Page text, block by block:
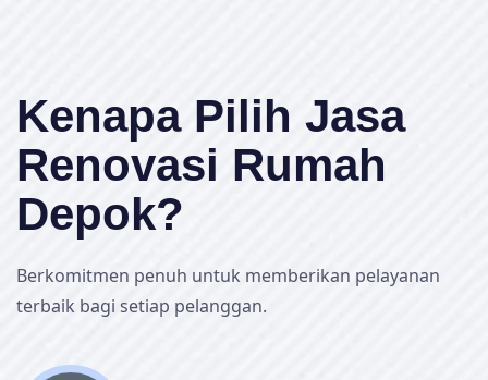
Kenapa Pilih Jasa
Renovasi Rumah
Depok?
Berkomitmen penuh untuk memberikan pelayanan
terbaik bagi setiap pelanggan.